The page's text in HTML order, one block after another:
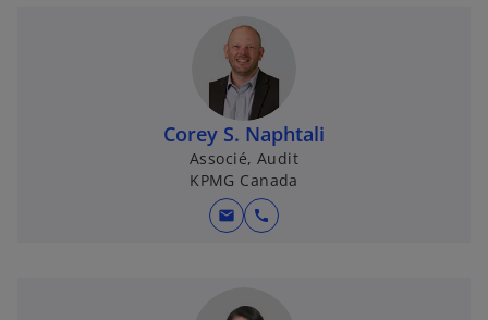
Corey S. Naphtali
Associé, Audit
KPMG Canada
mail call